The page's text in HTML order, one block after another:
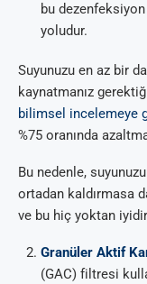
bu
yoludur.
Suyunuzu en az bir
kaynatmanız
bilimsel incelemeye
%75 oranında
Bu nedenle,
ortadan kaldırmasa
ve bu hiç yoktan
Granüler Aktif
(GAC) filtresi